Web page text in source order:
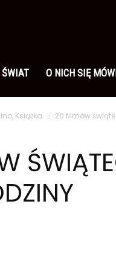
ŚWIAT O NICH SIĘ
Książka 20 filmów